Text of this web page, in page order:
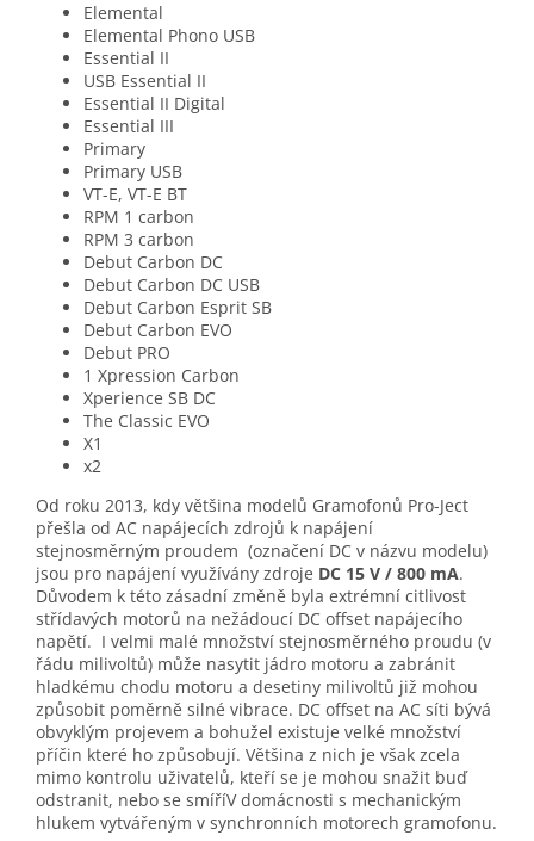
Elemental
Elemental Phono USB
Essential II
USB Essential II
Essential II Digital
Essential III
Primary
Primary USB
VT-E, VT-E BT
RPM 1 carbon
RPM 3 carbon
Debut Carbon DC
Debut Carbon DC USB
Debut Carbon Esprit SB
Debut Carbon EVO
Debut PRO
1 Xpression Carbon
Xperience SB DC
The Classic EVO
X1
x2
Od roku 2013, kdy většina modelů Gramofonů Pro-Ject
přešla od AC napájecích zdrojů k napájení
stejnosměrným proudem (označení DC v názvu modelu)
jsou pro napájení využívány zdroje DC 15 V / 800 mA.
Důvodem k této zásadní změně byla extrémní citlivost
střídavých motorů na nežádoucí DC offset napájecího
napětí. I velmi malé množství stejnosměrného proudu (v
řádu milivoltů) může nasytit jádro motoru a zabránit
hladkému chodu motoru a desetiny milivoltů již mohou
způsobit poměrně silné vibrace. DC offset na AC síti bývá
obvyklým projevem a bohužel existuje velké množství
příčin které ho způsobují. Většina z nich je však zcela
mimo kontrolu uživatelů, kteří se je mohou snažit buď
odstranit, nebo se smíříV domácnosti s mechanickým
hlukem vytvářeným v synchronních motorech gramofonu.